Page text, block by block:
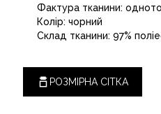
Фактура тканини:
Колір: чорний
Склад тканини: 97%
РОЗМІРНА СІТКА